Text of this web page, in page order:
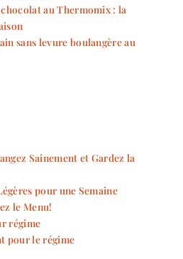
au Thermomix : la
sans levure boulangère au
Sainement et Gardez la
pour une Semaine
le Menu!
régime
pour le régime